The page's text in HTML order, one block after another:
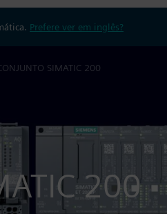
Prefere ver em inglês?
SIMATIC 200
200